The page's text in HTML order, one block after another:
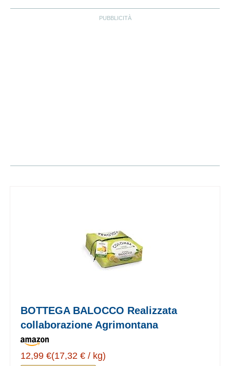
BOTTEGA BALOCCO Realizzata
collaborazione Agrimontana
12,99 €(17,32 € / kg)